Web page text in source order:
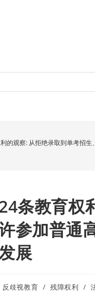
利的观察: 从拒绝录取到单考
条教育
参加普
展
反歧视教育 / 残障权利 /